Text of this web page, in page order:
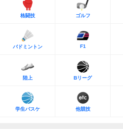
格闘技 ゴルフ
バドミントン F1
陸上 Bリーグ
学生バスケ 他競技